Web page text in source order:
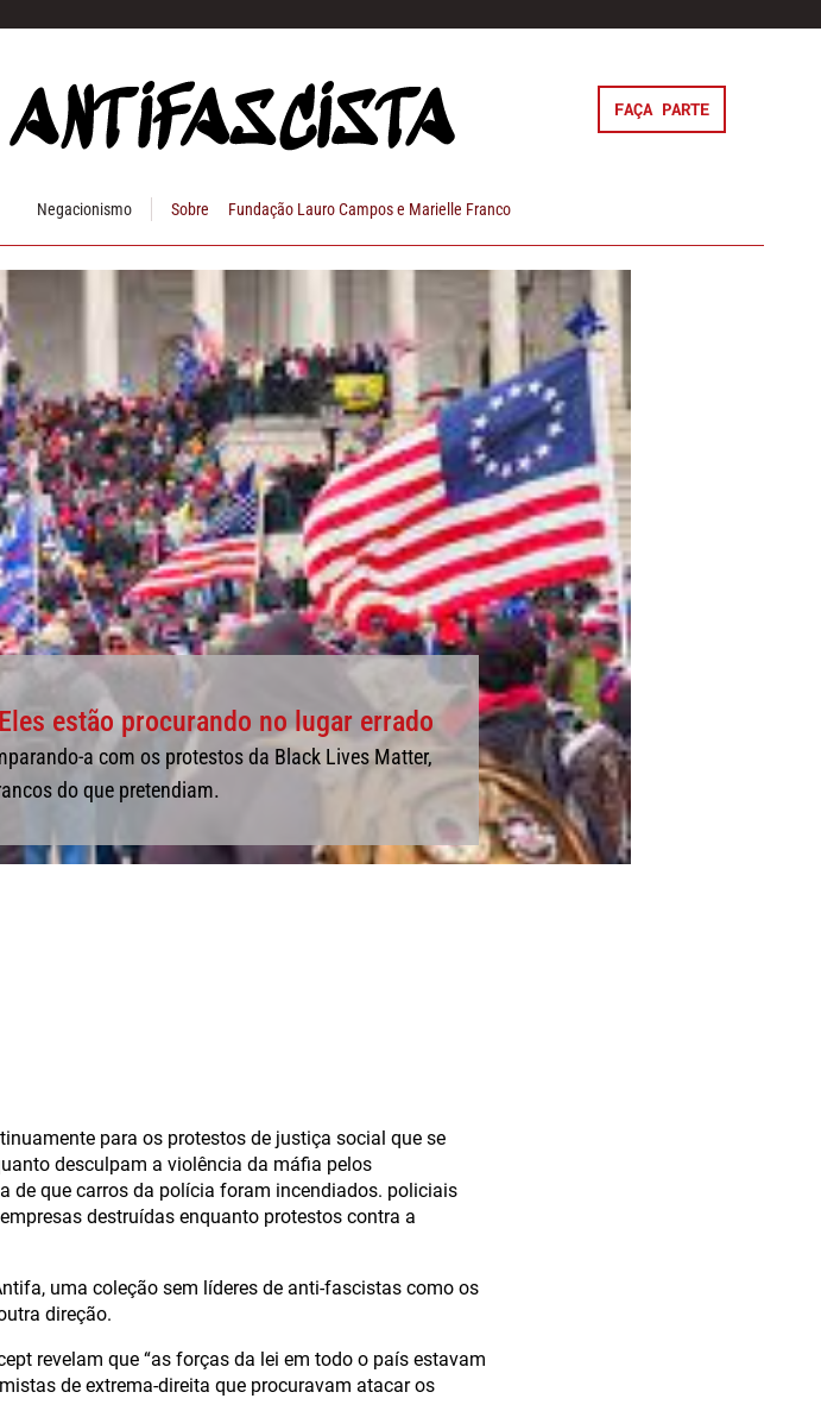
FAÇA PARTE
Negacionismo Sobre Fundação Lauro Campos e Marielle Franco
estão procurando no lugar errado
a com os protestos da Black Lives Matter,
do que pretendiam.
para os protestos de justiça social que se
desculpam a violência da máfia pelos
de que carros da polícia foram incendiados. policiais
destruídas enquanto protestos contra a
uma coleção sem líderes de anti-fascistas como os
direção.
revelam que “as forças da lei em todo o país estavam
de extrema-direita que procuravam atacar os